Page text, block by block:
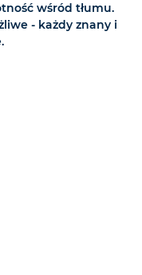
wśród tłumu.
- każdy znany i